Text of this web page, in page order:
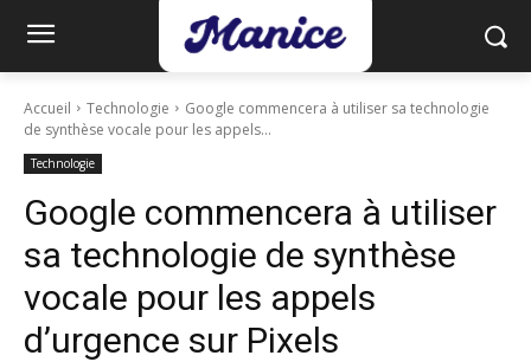
Accueil Technologie
Google commencera à utiliser sa technologie
de synthèse vocale pour les appels...
Technologie
Google commencera à utiliser
sa technologie de synthèse
vocale pour les appels
d’urgence sur Pixels